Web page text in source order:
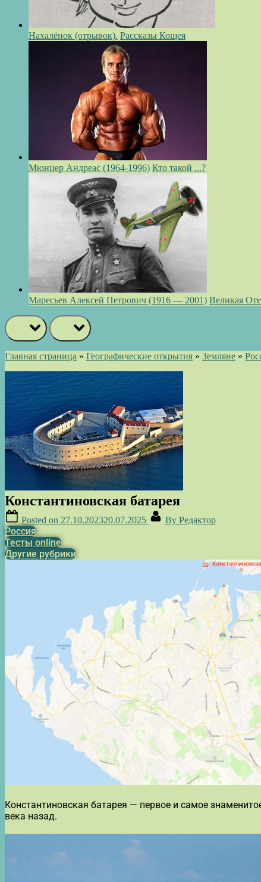
Нахалёнок (отрывок). Рассказы Кощея
Мюнцер Андреас (1964-1996) Кто такой ...?
Маресьев Алексей Петрович (1916 — 2001) Великая
Главная страница » Географические открытия » Земляне »
Константиновская батарея
Posted on 27.10.202320.07.2025 By Редактор
Россия
Тесты online
Другие рубрики
Константиновская батарея — первое и самое
века назад.